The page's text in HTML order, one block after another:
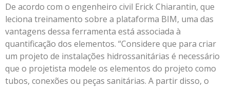
De acordo com o engenheiro civil Erick Chiarantin, que
leciona treinamento sobre a plataforma BIM, uma das
vantagens dessa ferramenta está associada à
quantificação dos elementos. “Considere que para criar
um projeto de instalações hidrossanitárias é necessário
que o projetista modele os elementos do projeto como
tubos, conexões ou peças sanitárias. A partir disso, o